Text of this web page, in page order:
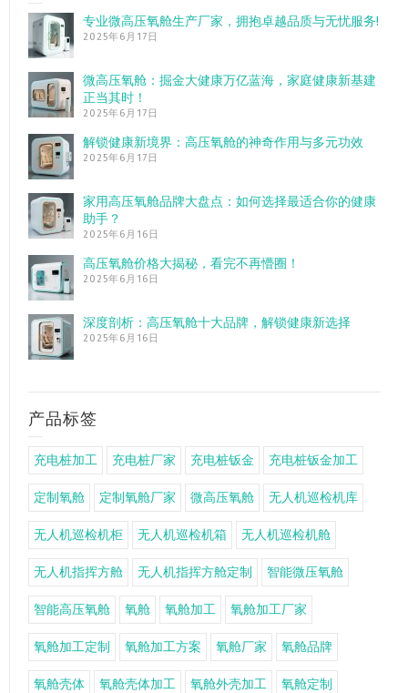
专业微高压氧舱生产厂家，拥抱卓越品质与无忧服务!
2025年6月17日
微高压氧舱：掘金大健康万亿蓝海，家庭健康新基建
正当其时！
2025年6月17日
解锁健康新境界：高压氧舱的神奇作用与多元功效
2025年6月17日
家用高压氧舱品牌大盘点：如何选择最适合你的健康
助手？
2025年6月16日
高压氧舱价格大揭秘，看完不再懵圈！
2025年6月16日
深度剖析：高压氧舱十大品牌，解锁健康新选择
2025年6月16日
产品标签
充电桩加工 充电桩厂家 充电桩钣金 充电桩钣金加工
定制氧舱 定制氧舱厂家 微高压氧舱 无人机巡检机库
无人机巡检机柜 无人机巡检机箱 无人机巡检机舱
无人机指挥方舱 无人机指挥方舱定制 智能微压氧舱
智能高压氧舱 氧舱 氧舱加工 氧舱加工厂家
氧舱加工定制 氧舱加工方案 氧舱厂家 氧舱品牌
氧舱壳体 氧舱壳体加工 氧舱外壳加工 氧舱定制